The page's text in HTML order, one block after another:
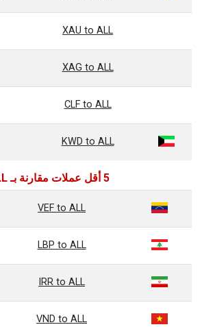
XAU to ALL
XAG to ALL
CLF to ALL
KWD to ALL
5 أقل عملات مقارنة بـ ALL
VEF to ALL
LBP to ALL
IRR to ALL
VND to ALL